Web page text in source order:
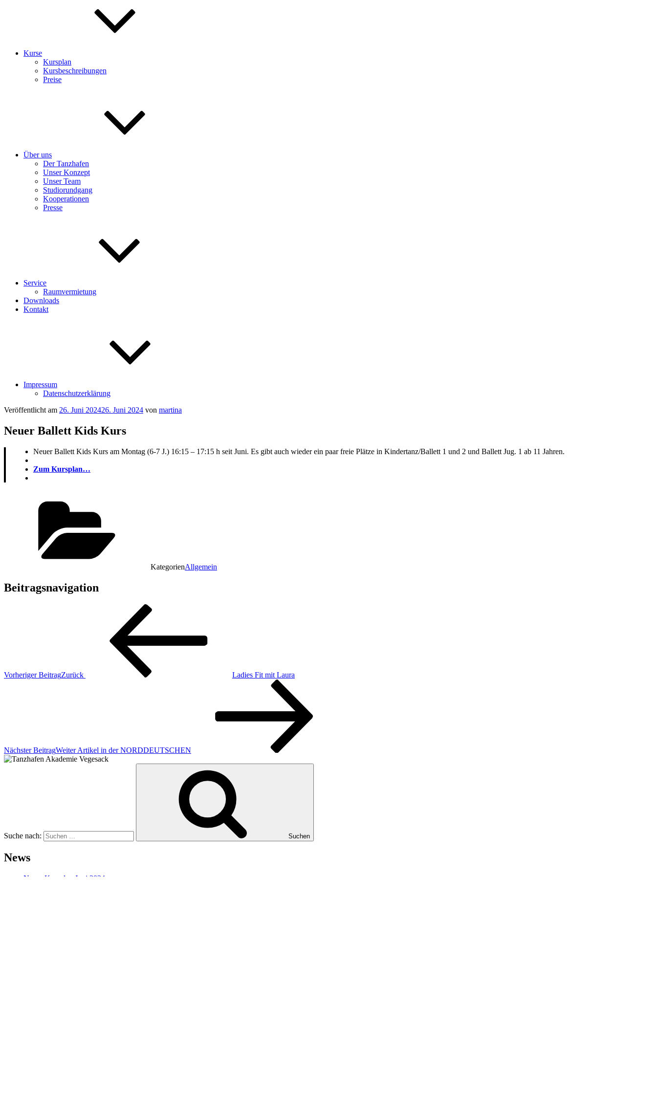
Kurse
Kursplan
Kursbeschreibungen
Preise
Über uns
Der Tanzhafen
Unser Konzept
Unser Team
Studiorundgang
Kooperationen
Presse
Service
Raumvermietung
Downloads
Kontakt
Impressum
Datenschutzerklärung
Veröffentlicht am 26. Juni 202426. Juni 2024 von martina
Neuer Ballett Kids Kurs
Neuer Ballett Kids Kurs am Montag (6-7 J.) 16:15 – 17:15 h seit Juni. Es gibt auch wieder ein paar freie Plätze in Kindertanz/Ballett 1 und 2 und Ballett Jug. 1 ab 11 Jahren.
Zum Kursplan…
KategorienAllgemein
Beitragsnavigation
Vorheriger BeitragZurück Ladies Fit mit Laura
Nächster BeitragWeiter Artikel in der NORDDEUTSCHEN
Suche nach: Suchen
News
Neuer Kursplan Juni 2024